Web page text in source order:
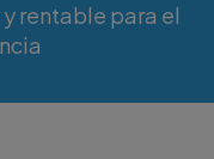
rentable para el